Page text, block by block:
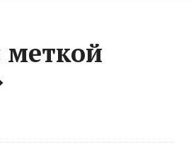
меткой